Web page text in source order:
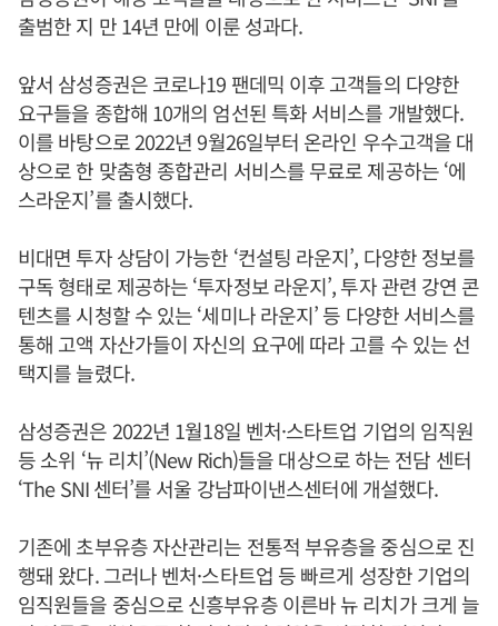
출범한 지 만 14년 만에 이룬 성과다.
앞서 삼성증권은 코로나19 팬데믹 이후 고객들의 다양한
요구들을 종합해 10개의 엄선된 특화 서비스를 개발했다.
이를 바탕으로 2022년 9월26일부터 온라인 우수고객을 대
상으로 한 맞춤형 종합관리 서비스를 무료로 제공하는 ‘에
스라운지’를 출시했다.
비대면 투자 상담이 가능한 ‘컨설팅 라운지’, 다양한 정보를
구독 형태로 제공하는 ‘투자정보 라운지’, 투자 관련 강연 콘
텐츠를 시청할 수 있는 ‘세미나 라운지’ 등 다양한 서비스를
통해 고액 자산가들이 자신의 요구에 따라 고를 수 있는 선
택지를 늘렸다.
삼성증권은 2022년 1월18일 벤처·스타트업 기업의 임직원
등 소위 ‘뉴 리치’(New Rich)들을 대상으로 하는 전담 센터
‘The SNI 센터’를 서울 강남파이낸스센터에 개설했다.
기존에 초부유층 자산관리는 전통적 부유층을 중심으로 진
행돼 왔다. 그러나 벤처·스타트업 등 빠르게 성장한 기업의
임직원들을 중심으로 신흥부유층 이른바 뉴 리치가 크게 늘